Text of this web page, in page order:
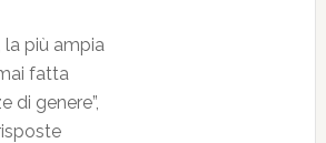
la più ampia
fatta
di genere”,